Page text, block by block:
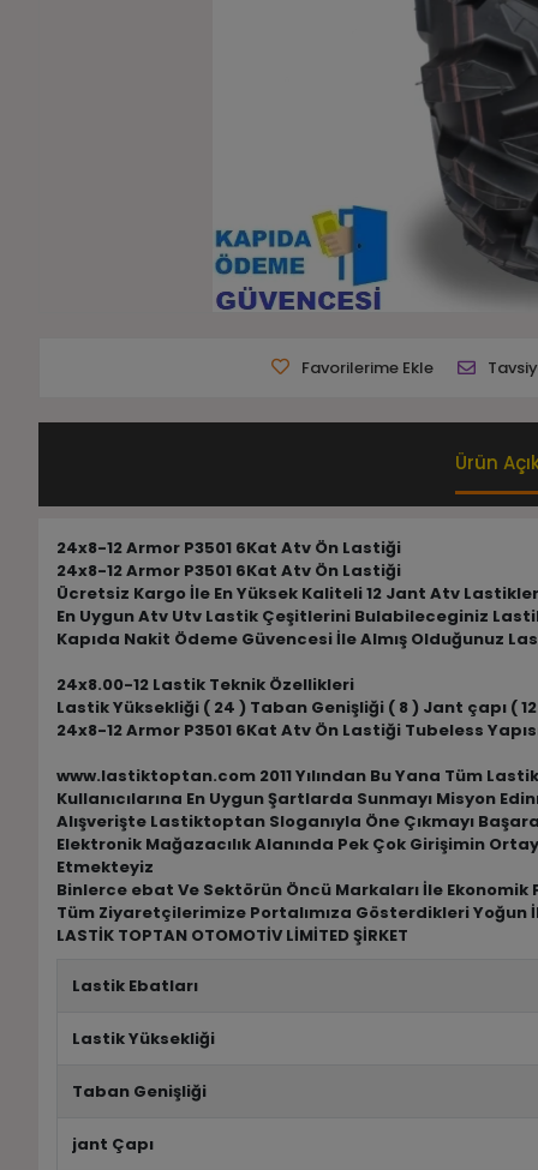
Favorilerime Ekle
Ürün
24x8-12 Armor P3501 6Kat Atv Ön Lastiği
24x8-12 Armor P3501 6Kat Atv Ön Lastiği
Ücretsiz Kargo İle En Yüksek Kaliteli 12 Jant Atv
En Uygun Atv Utv Lastik Çeşitlerini Bulabileceginiz
Kapıda Nakit Ödeme Güvencesi İle Almış Olduğunuz
24x8.00-12 Lastik Teknik Özellikleri
Lastik Yüksekliği ( 24 ) Taban Genişliği ( 8 ) Jant çapı (
24x8-12 Armor P3501 6Kat Atv Ön Lastiği Tubeless
www.lastiktoptan.com 2011 Yılından Bu Yana Tüm
Kullanıcılarına En Uygun Şartlarda Sunmayı Misyon
Alışverişte Lastiktoptan Sloganıyla Öne Çıkmayı
Elektronik Mağazacılık Alanında Pek Çok Girişimin
Etmekteyiz
Binlerce ebat Ve Sektörün Öncü Markaları İle
Tüm Ziyaretçilerimize Portalımıza Gösterdikleri Yoğun
LASTİK TOPTAN OTOMOTİV LİMİTED ŞİRKET
Lastik Ebatları
Lastik Yüksekliği
Taban Genişliği
jant Çapı